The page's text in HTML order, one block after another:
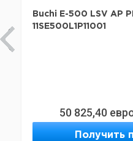
Buchi E-500 LSV AP
11SE500L1P11001
50 825,40
Получить